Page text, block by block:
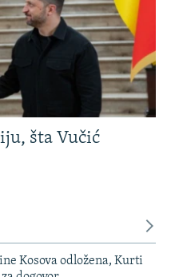
šta Vučić
Kosova odložena, Kurti